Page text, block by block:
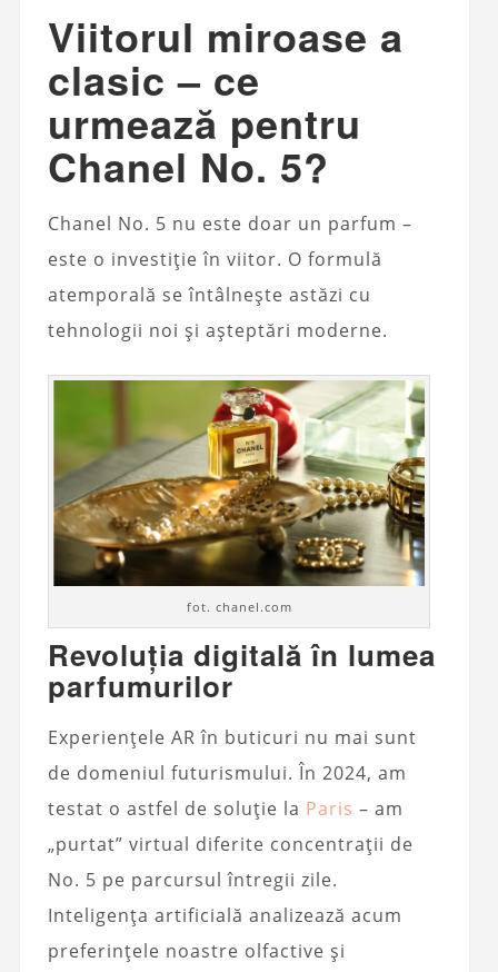
Viitorul miroase a
clasic – ce
urmează pentru
Chanel No. 5?
Chanel No. 5 nu este doar un parfum –
este o investiție în viitor. O formulă
atemporală se întâlnește astăzi cu
tehnologii noi și așteptări moderne.
fot. chanel.com
Revoluția digitală în lumea
parfumurilor
Experiențele AR în buticuri nu mai sunt
de domeniul futurismului. În 2024, am
testat o astfel de soluție la Paris – am
„purtat” virtual diferite concentrații de
No. 5 pe parcursul întregii zile.
Inteligența artificială analizează acum
preferințele noastre olfactive și